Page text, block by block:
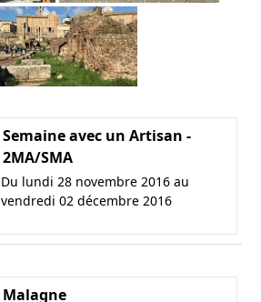
Semaine avec un Artisan -
2MA/SMA
Du lundi 28 novembre 2016 au
vendredi 02 décembre 2016
Malagne